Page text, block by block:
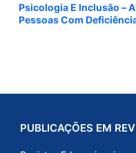
Psicologia E Inclusão –
Pessoas Com
PUBLICAÇÕES EM